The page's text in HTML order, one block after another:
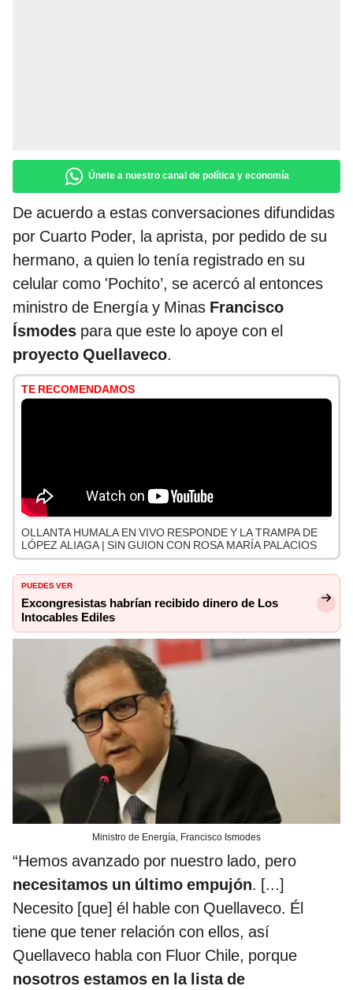
Únete a nuestro canal de política y economía
De acuerdo a estas conversaciones difundidas
por Cuarto Poder, la aprista, por pedido de su
hermano, a quien lo tenía registrado en su
celular como 'Pochito’, se acercó al entonces
ministro de Energía y Minas Francisco
Ísmodes para que este lo apoye con el
proyecto Quellaveco.
TE RECOMENDAMOS
OLLANTA HUMALA EN VIVO RESPONDE Y LA TRAMPA DE
LÓPEZ ALIAGA | SIN GUION CON ROSA MARÍA PALACIOS
PUEDES VER
Excongresistas habrían recibido dinero de Los
Intocables Ediles
Ministro de Energía, Francisco Ismodes
“Hemos avanzado por nuestro lado, pero
necesitamos un último empujón. [...]
Necesito [que] él hable con Quellaveco. Él
tiene que tener relación con ellos, así
Quellaveco habla con Fluor Chile, porque
nosotros estamos en la lista de